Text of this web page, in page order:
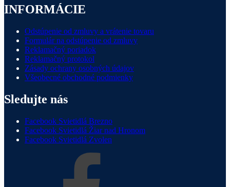
INFORMÁCIE
Odstúpenie od zmluvy a vrátenie tovaru
Formulár na odstúpenie od zmluvy
Reklamačný poriadok
Reklamačný protokol
Zásady ochrany osobných údajov
Všeobecné obchodné podmienky
Sledujte nás
Facebook Svietidlá Brezno
Facebook Svietidlá Žiar nad Hronom
Facebook Svietidlá Zvolen